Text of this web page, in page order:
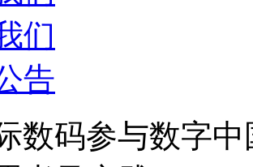
们
告
数码参与数字中